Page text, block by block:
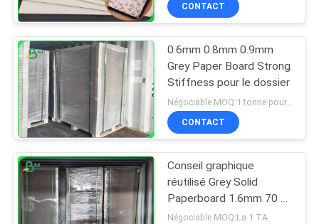
CONTACT
0.6mm 0.8mm 0.9mm
Grey Paper Board Strong
Stiffness pour le dossier
CONTACT
Conseil graphique
réutilisé Grey Solid
Paperboard 1.6mm 70 x
100cm
Négociable MOQ:La 1 TA